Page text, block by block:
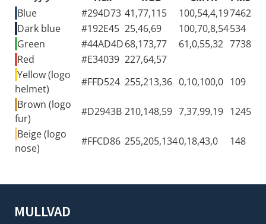
Blue
#294D73 41,77,115 100,54,4,197462
Dark blue
#192E45 25,46,69 100,70,8,54534
Green
#44AD4D68,173,77 61,0,55,32 7738
Red
#E34039 227,64,57
Yellow (logo
helmet)
#FFD524 255,213,36 0,10,100,0 109
Brown (logo
fur)
#D2943B 210,148,59 7,37,99,19 1245
Beige (logo
nose)
#FFCD86 255,205,1340,18,43,0 148
MULLVAD